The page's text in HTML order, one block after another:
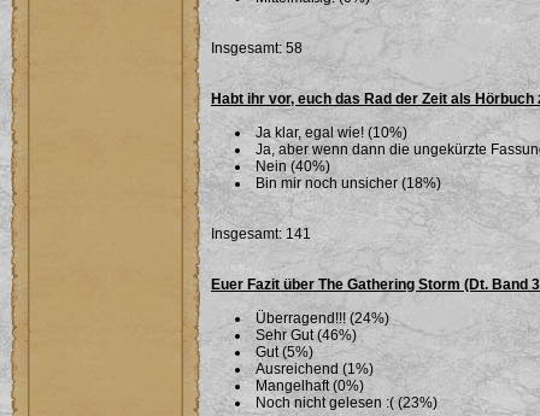
Insgesamt: 58
Habt ihr vor, euch das Rad der Zeit als Hörbuch
Ja klar, egal wie! (10%)
Ja, aber wenn dann die ungekürzte
Nein (40%)
Bin mir noch unsicher (18%)
Insgesamt: 141
Euer Fazit über The Gathering Storm (Dt. Band
Überragend!!! (24%)
Sehr Gut (46%)
Gut (5%)
Ausreichend (1%)
Mangelhaft (0%)
Noch nicht gelesen :( (23%)